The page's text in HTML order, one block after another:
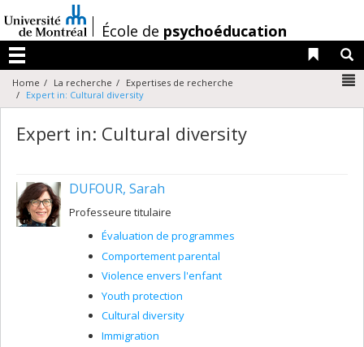
au
contenu
/École de psychoéducation
Menu
Liens
Home La recherche
Expertises de recherche
Expert in: Cultural diversity
Expert in: Cultural diversity
DUFOUR, Sarah
Professeure titulaire
Évaluation de programmes
Comportement parental
Violence envers l'enfant
Youth protection
Cultural diversity
Immigration